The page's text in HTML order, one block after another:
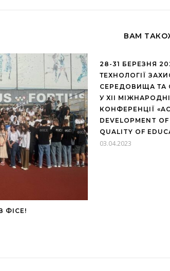
ВАМ
ФІСЕ!
28-31 БЕРЕЗНЯ
ТЕХНОЛОГІЇ
СЕРЕДОВИЩА ТА
У ХІІ
КОНФЕРЕНЦІЇ
DEVELOPMENT
QUALITY OF
03.04.2023